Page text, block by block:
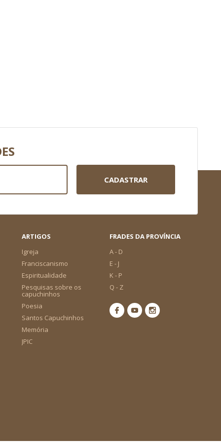
CADASTRAR
ARTIGOS
Igreja
Franciscanismo
Espiritualidade
Pesquisas sobre os
capuchinhos
Poesia
Santos Capuchinhos
Memória
JPIC
FRADES DA PROVÍNCIA
A - D
E - J
K - P
Q - Z